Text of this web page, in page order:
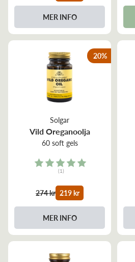
MER INFO
Solgar
Vild Oreganoolja
60 soft gels
Rating:
(1)
274 kr 219 kr
MER INFO
20%